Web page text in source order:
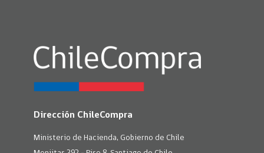
Dirección ChileCompra
Ministerio de Hacienda, Gobierno de Chile